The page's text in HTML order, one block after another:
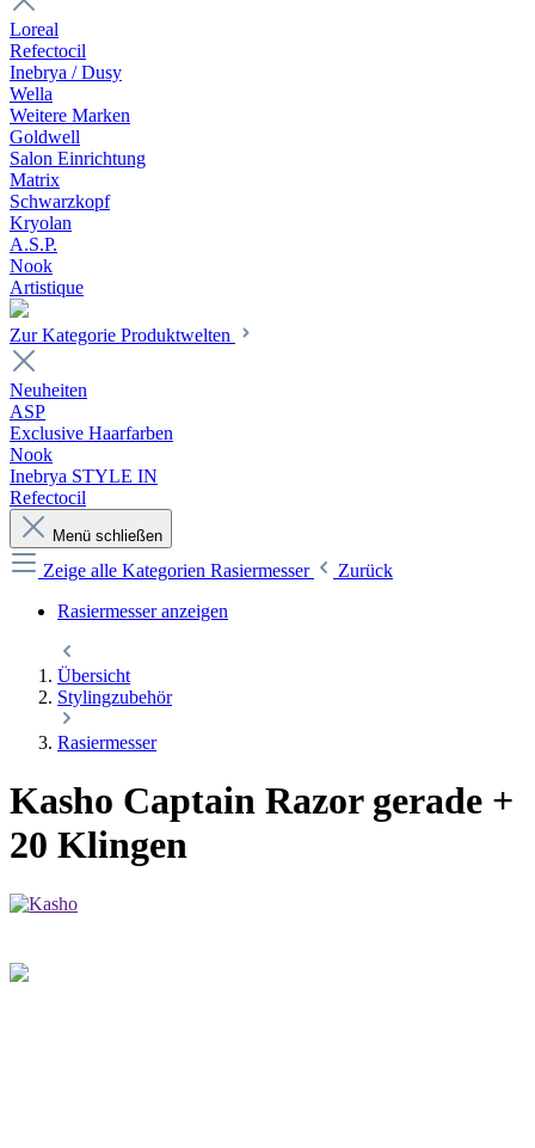
Loreal
Refectocil
Inebrya / Dusy
Wella
Weitere Marken
Goldwell
Salon Einrichtung
Matrix
Schwarzkopf
Kryolan
A.S.P.
Nook
Artistique
Zur Kategorie Produktwelten
Neuheiten
ASP
Exclusive Haarfarben
Nook
Inebrya STYLE IN
Refectocil
Menü schließen
Zeige alle Kategorien Rasiermesser
Zurück
Rasiermesser anzeigen
Übersicht
Stylingzubehör
Rasiermesser
Kasho Captain Razor gerade +
20 Klingen